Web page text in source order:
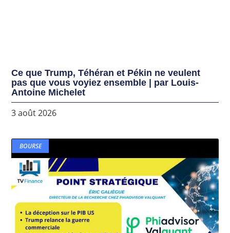
Ce que Trump, Téhéran et Pékin ne veulent
pas que vous voyiez ensemble | par Louis-
Antoine Michelet
3 août 2026
BOURSE